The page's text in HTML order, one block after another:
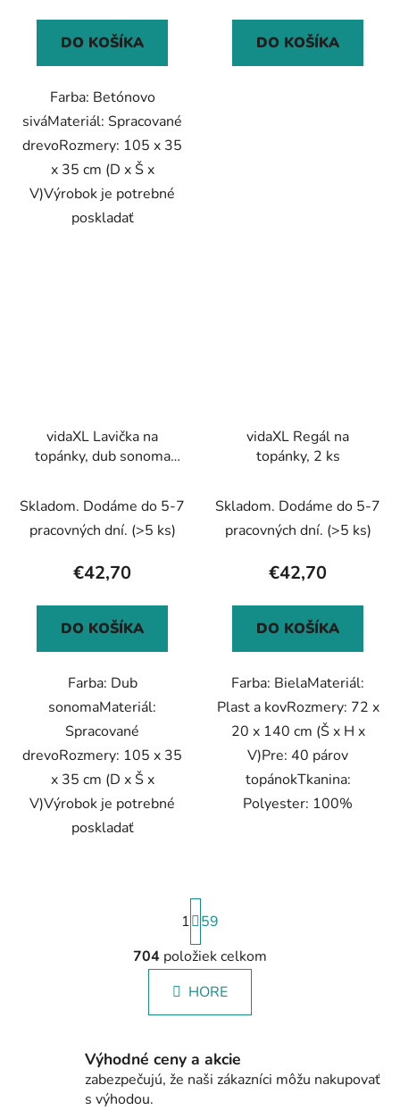
DO KOŠÍKA
Farba: Betónovo
siváMateriál: Spracované
drevoRozmery: 105 x 35
x 35 cm (D x Š x
V)Výrobok je potrebné
poskladať
DO KOŠÍKA
vidaXL Lavička na
topánky, dub sonoma
kompozitné drevo
Skladom. Dodáme do 5-7
pracovných dní. (>5 ks)
€42,70
DO KOŠÍKA
Farba: Dub
sonomaMateriál:
Spracované
drevoRozmery: 105 x 35
x 35 cm (D x Š x
V)Výrobok je potrebné
poskladať
vidaXL Regál na
topánky, 2 ks
Skladom. Dodáme do 5-7
pracovných dní. (>5 ks)
€42,70
DO KOŠÍKA
Farba: BielaMateriál:
Plast a kovRozmery: 72 x
20 x 140 cm (Š x H x
V)Pre: 40 párov
topánokTkanina:
Polyester: 100%
O
v
l
a
c
S
t
r
á
n
k
n
i
e
1
59
704 položiek celkom
HORE
Výhodné ceny a akcie
zabezpečujú, že naši zákazníci môžu nakupovať
s výhodou.